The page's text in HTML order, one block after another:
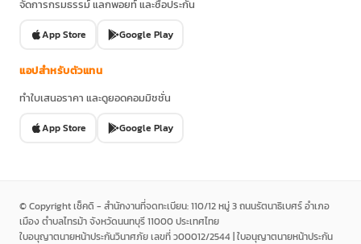
จัดการกรมธรรม์ แลกพอยท์ และซื้อประกัน
App Store Google Play
แอปสำหรับตัวแทน
ทำใบเสนอราคา และดูยอดคอมมิชชั่น
App Store Google Play
© Copyright เช็คดิ - สำนักงานที่จดทะเบียน: 110/12 หมู่ 3 ถนนรัตนาธิเบศร์ อำเภอ
เมือง ตำบลไทรม้า จังหวัดนนทบุรี 11000 ประเทศไทย
ใบอนุญาตนายหน้าประกันวินาศภัย เลขที่ ว00012/2544 | ใบอนุญาตนายหน้าประกัน